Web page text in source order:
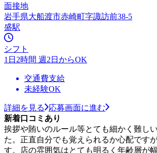
面接地
岩手県大船渡市赤崎町字諏訪前38-5
盛駅
シフト
1日2時間 週2日からOK
交通費支給
未経験OK
詳細を見る
応募画面に進む
新着口コミあり
挨拶や賄いのルール等とても細かく難し
た。正直自分でも覚えられるか心配です
す。店の雰囲気はとても明るく年齢層が